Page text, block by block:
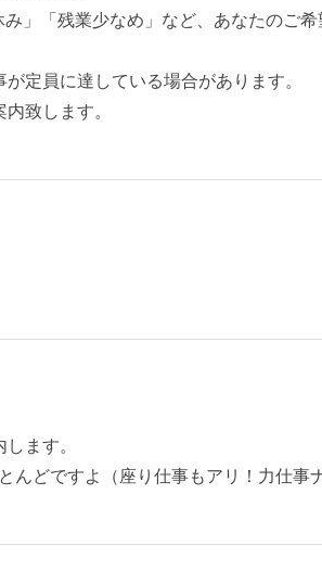
」「残業少なめ」など、あなたのご
定員に達している場合があります。
致します。
ます。
んどですよ（座り仕事もアリ！力仕事